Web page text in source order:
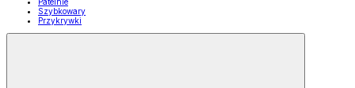
Szybkowary
Przykrywki